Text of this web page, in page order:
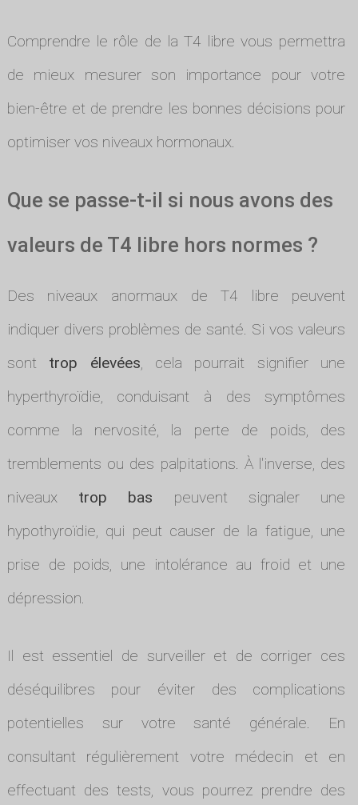
Comprendre le rôle de la T4 libre vous permettra
de mieux mesurer son importance pour votre
bien-être et de prendre les bonnes décisions pour
optimiser vos niveaux hormonaux.
Que se passe-t-il si nous avons des
valeurs de T4 libre hors normes ?
Des niveaux anormaux de T4 libre peuvent
indiquer divers problèmes de santé. Si vos valeurs
sont trop élevées, cela pourrait signifier une
hyperthyroïdie, conduisant à des symptômes
comme la nervosité, la perte de poids, des
tremblements ou des palpitations. À l'inverse, des
niveaux trop bas peuvent signaler une
hypothyroïdie, qui peut causer de la fatigue, une
prise de poids, une intolérance au froid et une
dépression.
Il est essentiel de surveiller et de corriger ces
déséquilibres pour éviter des complications
potentielles sur votre santé générale. En
consultant régulièrement votre médecin et en
effectuant des tests, vous pourrez prendre des